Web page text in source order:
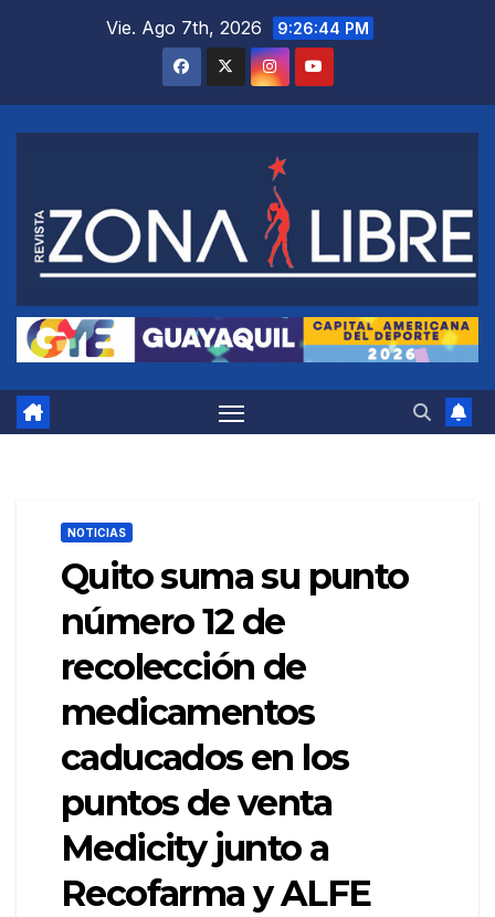
Vie. Ago 7th, 2026 9:26:45 PM
NOTICIAS
Quito suma su punto
número 12 de
recolección de
medicamentos
caducados en los
puntos de venta
Medicity junto a
Recofarma y ALFE